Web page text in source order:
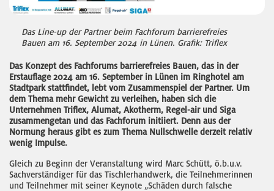
Das Line-up der Partner beim Fachforum barrierefreies
Bauen am 16. September 2024 in Lünen. Grafik: Triflex
Das Konzept des Fachforums barrierefreies Bauen, das in der
Erstauflage 2024 am 16. September in Lünen im Ringhotel am
Stadtpark stattfindet, lebt vom Zusammenspiel der Partner. Um
dem Thema mehr Gewicht zu verleihen, haben sich die
Unternehmen Triflex, Alumat, Akotherm, Regel-air und Siga
zusammengetan und das Fachforum initiiert. Denn aus der
Normung heraus gibt es zum Thema Nullschwelle derzeit relativ
wenig Impulse.
Gleich zu Beginn der Veranstaltung wird Marc Schütt, ö.b.u.v.
Sachverständiger für das Tischlerhandwerk, die Teilnehmerinnen
und Teilnehmer mit seiner Keynote „Schäden durch falsche